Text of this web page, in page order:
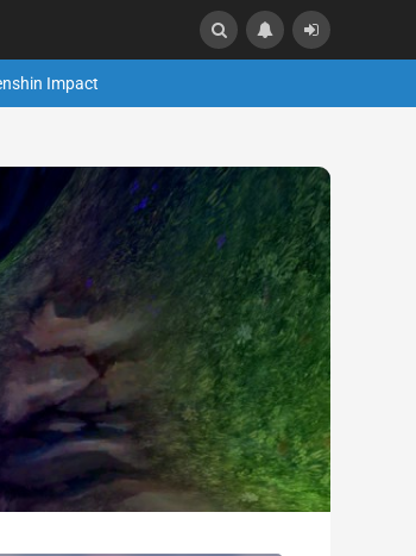
Impact